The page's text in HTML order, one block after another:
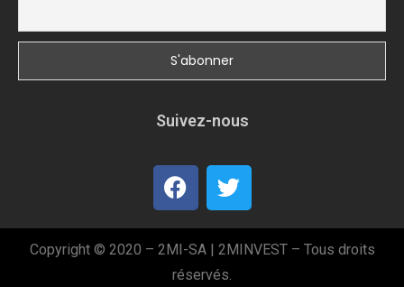
Suivez-nous
Copyright © 2020 – 2MI-SA | 2MINVEST – Tous droits
réservés.